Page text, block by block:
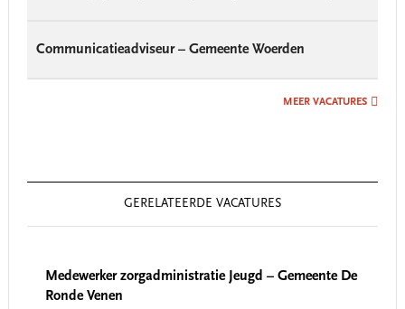
Communicatieadviseur – Gemeente Woerden
MEER VACATURES
GERELATEERDE VACATURES
Medewerker zorgadministratie Jeugd – Gemeente De
Ronde Venen